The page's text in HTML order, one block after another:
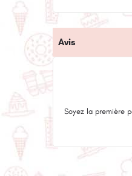
Avis
Soyez la première